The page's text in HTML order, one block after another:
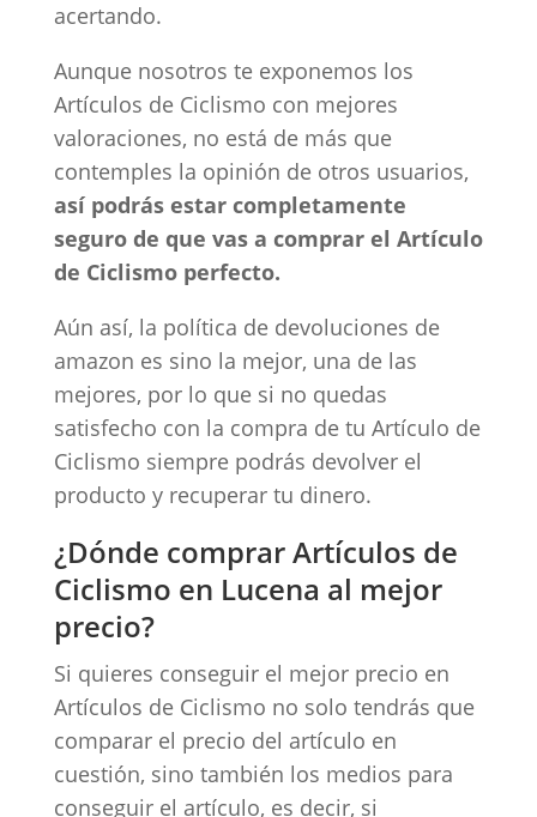
acertando.
Aunque nosotros te exponemos los
Artículos de Ciclismo con mejores
valoraciones, no está de más que
contemples la opinión de otros usuarios,
así podrás estar completamente
seguro de que vas a comprar el Artículo
de Ciclismo perfecto.
Aún así, la política de devoluciones de
amazon es sino la mejor, una de las
mejores, por lo que si no quedas
satisfecho con la compra de tu Artículo de
Ciclismo siempre podrás devolver el
producto y recuperar tu dinero.
¿Dónde comprar Artículos de
Ciclismo en Lucena al mejor
precio?
Si quieres conseguir el mejor precio en
Artículos de Ciclismo no solo tendrás que
comparar el precio del artículo en
cuestión, sino también los medios para
conseguir el artículo, es decir, si